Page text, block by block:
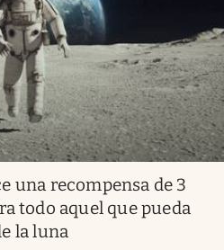
una recompensa de 3
todo aquel que pueda
la luna